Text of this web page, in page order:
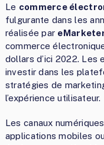
Le commerce
fulgurante dans les
réalisée par
commerce
dollars d’ici 2022. Les
investir dans les
stratégies de
l’expérience utilisateur.
Les canaux
applications mobiles